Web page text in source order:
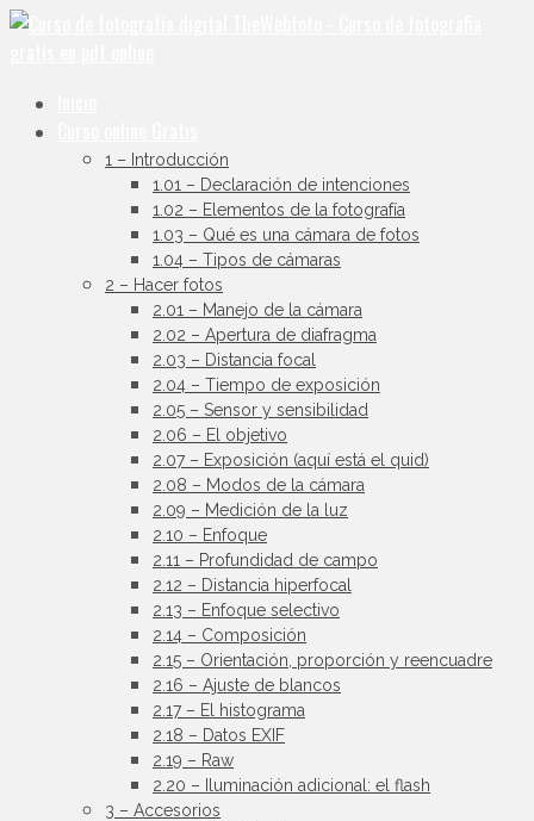
1 – Introducción
1.01 – Declaración de intenciones
1.02 – Elementos de la fotografía
1.03 – Qué es una cámara de fotos
1.04 – Tipos de cámaras
2 – Hacer fotos
2.01 – Manejo de la cámara
2.02 – Apertura de diafragma
2.03 – Distancia focal
2.04 – Tiempo de exposición
2.05 – Sensor y sensibilidad
2.06 – El objetivo
2.07 – Exposición (aquí está el quid)
2.08 – Modos de la cámara
2.09 – Medición de la luz
2.10 – Enfoque
2.11 – Profundidad de campo
2.12 – Distancia hiperfocal
2.13 – Enfoque selectivo
2.14 – Composición
2.15 – Orientación, proporción y reencuadre
2.16 – Ajuste de blancos
2.17 – El histograma
2.18 – Datos EXIF
2.19 – Raw
2.20 – Iluminación adicional: el flash
3 – Accesorios